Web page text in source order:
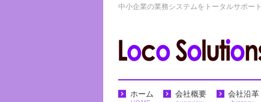
中小企業の業務システムをトータルサポート
ホーム 会社概要 会社沿革